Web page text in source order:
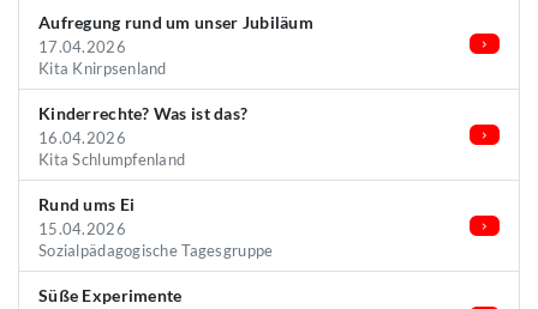
Aufregung rund um unser Jubiläum
17.04.2026
Kita Knirpsenland
Kinderrechte? Was ist das?
16.04.2026
Kita Schlumpfenland
Rund ums Ei
15.04.2026
Sozialpädagogische Tagesgruppe
Süße Experimente